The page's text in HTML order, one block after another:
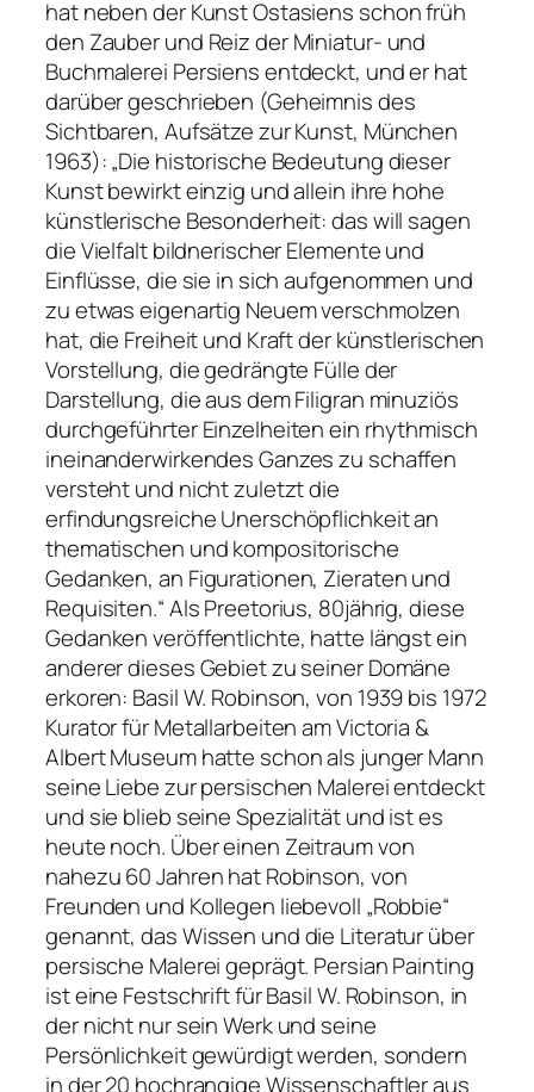
hat neben der Kunst Ostasiens schon früh
den Zauber und Reiz der Miniatur- und
Buchmalerei Persiens entdeckt, und er hat
darüber geschrieben (Geheimnis des
Sichtbaren, Aufsätze zur Kunst, München
1963): „Die historische Bedeutung dieser
Kunst bewirkt einzig und allein ihre hohe
künstlerische Besonderheit: das will sagen
die Vielfalt bildnerischer Elemente und
Einflüsse, die sie in sich aufgenommen und
zu etwas eigenartig Neuem verschmolzen
hat, die Freiheit und Kraft der künstlerischen
Vorstellung, die gedrängte Fülle der
Darstellung, die aus dem Filigran minuziös
durchgeführter Einzelheiten ein rhythmisch
ineinanderwirkendes Ganzes zu schaffen
versteht und nicht zuletzt die
erfindungsreiche Unerschöpflichkeit an
thematischen und kompositorische
Gedanken, an Figurationen, Zieraten und
Requisiten.“ Als Preetorius, 80jährig, diese
Gedanken veröffentlichte, hatte längst ein
anderer dieses Gebiet zu seiner Domäne
erkoren: Basil W. Robinson, von 1939 bis 1972
Kurator für Metallarbeiten am Victoria &
Albert Museum hatte schon als junger Mann
seine Liebe zur persischen Malerei entdeckt
und sie blieb seine Spezialität und ist es
heute noch. Über einen Zeitraum von
nahezu 60 Jahren hat Robinson, von
Freunden und Kollegen liebevoll „Robbie“
genannt, das Wissen und die Literatur über
persische Malerei geprägt. Persian Painting
ist eine Festschrift für Basil W. Robinson, in
der nicht nur sein Werk und seine
Persönlichkeit gewürdigt werden, sondern
in der 20 hochrangige Wissenschaftler aus